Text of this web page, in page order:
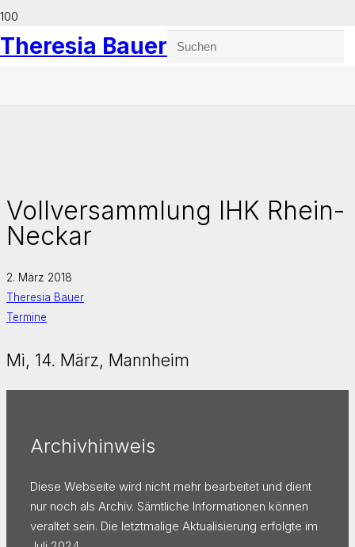
Theresia Bauer
Vollversammlung IHK Rhein-
Neckar
2. März 2018
Theresia Bauer
Termine
Mi, 14. März, Mannheim
Archivhinweis
Diese Webseite wird nicht mehr bearbeitet und dient
nur noch als Archiv. Sämtliche Informationen können
veraltet sein. Die letztmalige Aktualisierung erfolgte im